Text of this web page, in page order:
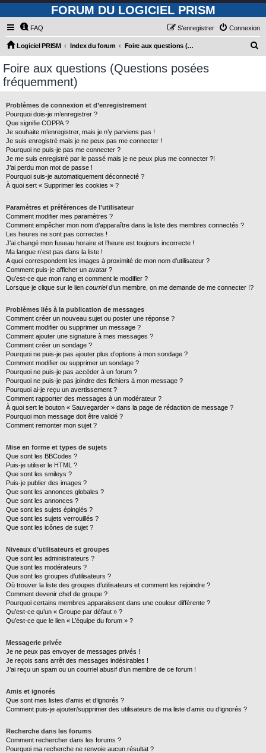
FORUM DU LOGICIEL PRISM
FAQ Connexion
S’enregistrer
Logiciel PRISM Index du forum Foire aux questions (Questions posées fréquemment)
Foire aux questions (Questions posées
fréquemment)
Problèmes de connexion et d’enregistrement
Pourquoi dois-je m’enregistrer ?
Que signifie COPPA ?
Je souhaite m’enregistrer, mais je n’y parviens pas !
Je suis enregistré mais je ne peux pas me connecter !
Pourquoi ne puis-je pas me connecter ?
Je me suis enregistré par le passé mais je ne peux plus me connecter ?!
J’ai perdu mon mot de passe !
Pourquoi suis-je automatiquement déconnecté ?
À quoi sert « Supprimer les cookies » ?
Paramètres et préférences de l’utilisateur
Comment modifier mes paramètres ?
Comment empêcher mon nom d’apparaître dans la liste des membres connectés ?
Les heures ne sont pas correctes !
J’ai changé mon fuseau horaire et l’heure est toujours incorrecte !
Ma langue n’est pas dans la liste !
A quoi correspondent les images à proximité de mon nom d’utilisateur ?
Comment puis-je afficher un avatar ?
Qu’est-ce que mon rang et comment le modifier ?
Lorsque je clique sur le lien courrield’un membre, on me demande de me connecter !?
Problèmes liés à la publication de messages
Comment créer un nouveau sujet ou poster une réponse ?
Comment modifier ou supprimer un message ?
Comment ajouter une signature à mes messages ?
Comment créer un sondage ?
Pourquoi ne puis-je pas ajouter plus d’options à mon sondage ?
Comment modifier ou supprimer un sondage ?
Pourquoi ne puis-je pas accéder à un forum ?
Pourquoi ne puis-je pas joindre des fichiers à mon message ?
Pourquoi ai-je reçu un avertissement ?
Comment rapporter des messages à un modérateur ?
À quoi sert le bouton « Sauvegarder » dans la page de rédaction de message ?
Pourquoi mon message doit être validé ?
Comment remonter mon sujet ?
Mise en forme et types de sujets
Que sont les BBCodes ?
Puis-je utiliser le HTML ?
Que sont les smileys ?
Puis-je publier des images ?
Que sont les annonces globales ?
Que sont les annonces ?
Que sont les sujets épinglés ?
Que sont les sujets verrouillés ?
Que sont les icônes de sujet ?
Niveaux d’utilisateurs et groupes
Que sont les administrateurs ?
Que sont les modérateurs ?
Que sont les groupes d’utilisateurs ?
Où trouver la liste des groupes d’utilisateurs et comment les rejoindre ?
Comment devenir chef de groupe ?
Pourquoi certains membres apparaissent dans une couleur différente ?
Qu’est-ce qu’un « Groupe par défaut » ?
Qu’est-ce que le lien « L’équipe du forum » ?
Messagerie privée
Je ne peux pas envoyer de messages privés !
Je reçois sans arrêt des messages indésirables !
J’ai reçu un spam ou un courriel abusif d’un membre de ce forum !
Amis et ignorés
Que sont mes listes d’amis et d’ignorés ?
Comment puis-je ajouter/supprimer des utilisateurs de ma liste d’amis ou d’ignorés ?
Recherche dans les forums
Comment rechercher dans les forums ?
Pourquoi ma recherche ne renvoie aucun résultat ?